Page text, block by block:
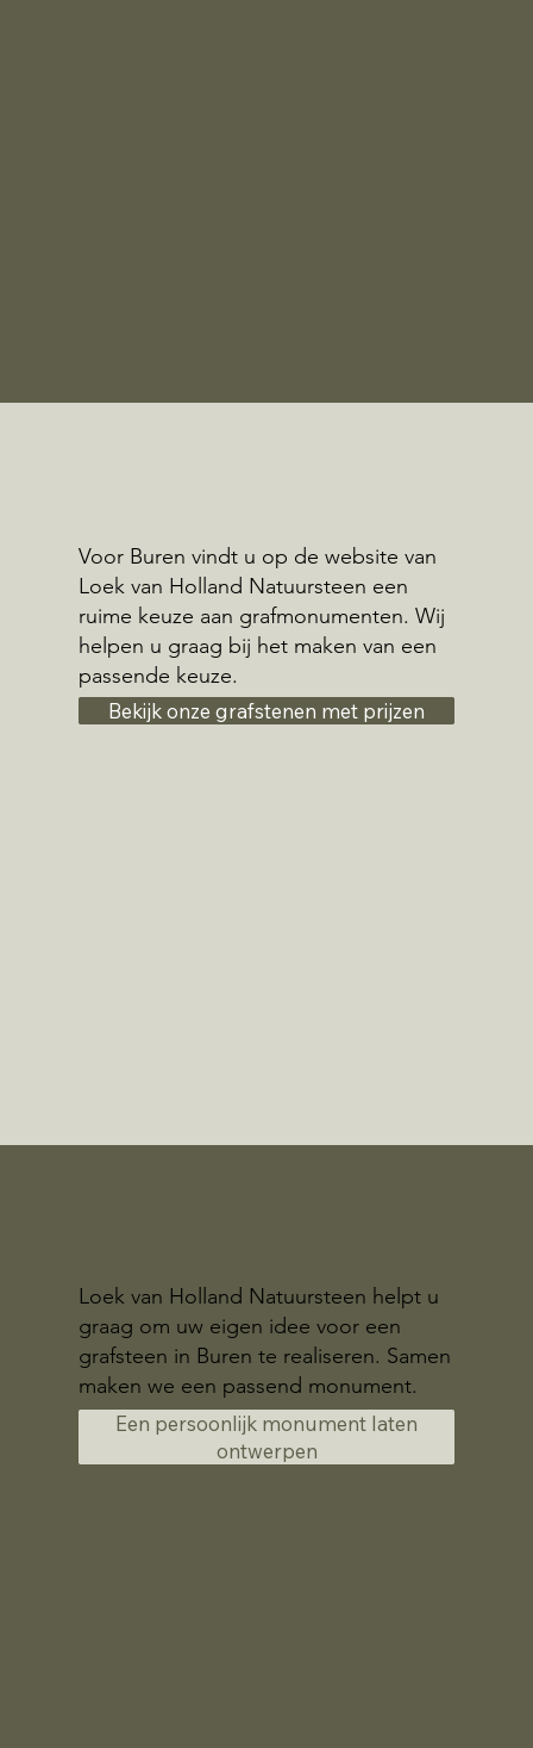
Voor Buren vindt u op de website van
Loek van Holland Natuursteen een
ruime keuze aan grafmonumenten. Wij
helpen u graag bij het maken van een
passende keuze.
Bekijk onze grafstenen met prijzen
Loek van Holland Natuursteen helpt u
graag om uw eigen idee voor een
grafsteen in Buren te realiseren. Samen
maken we een passend monument.
Een persoonlijk monument laten
ontwerpen